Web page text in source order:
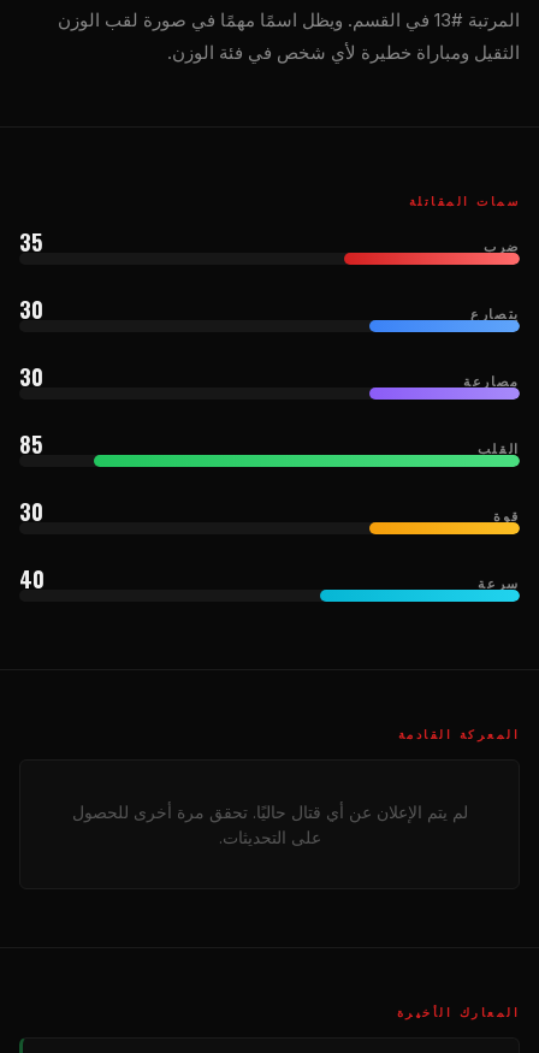
المرتبة #13 في القسم. ويظل اسمًا مهمًا في صورة لقب الوزن
الثقيل ومباراة خطيرة لأي شخص في فئة الوزن.
سمات المقاتلة
ضرب 35
يتصارع 30
مصارعة 30
القلب 85
قوة 30
سرعة 40
المعركة القادمة
لم يتم الإعلان عن أي قتال حاليًا. تحقق مرة أخرى للحصول
على التحديثات.
المعارك الأخيرة